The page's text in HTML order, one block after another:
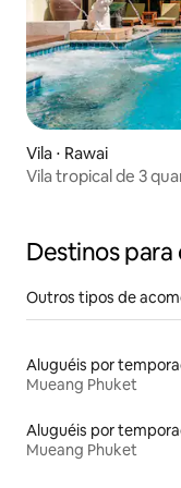
Vila ⋅ Rawai
Vila tropical de 3
Destinos
Outros tipos de
Mueang Phuket
Mueang Phuket